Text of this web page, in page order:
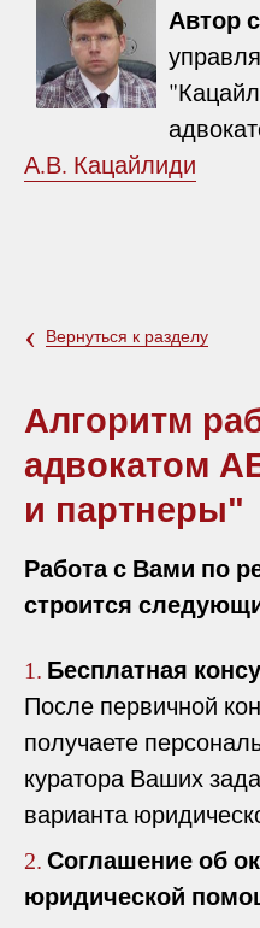
Автор
А.В. Кацайлиди
‹ Вернуться к разделу
Алгоритм
адвокатом
и партнеры"
Работа с Вами по
строится
1. Бесплатная
После первичной
получаете
куратора Ваших
варианта
2. Соглашение об
юридической